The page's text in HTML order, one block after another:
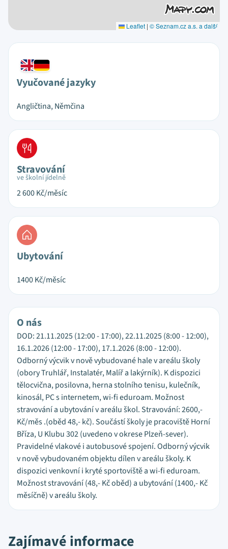
Leaflet | © Seznam.cz a.s. a další
Vyučované jazyky
Angličtina, Němčina
Stravování
ve školní jídelně
2 600Kč/měsíc
Ubytování
1400Kč/měsíc
O nás
DOD: 21.11.2025 (12:00 - 17:00), 22.11.2025 (8:00 - 12:00),
16.1.2026 (12:00 - 17:00), 17.1.2026 (8:00 - 12:00).
Odborný výcvik v nově vybudované hale v areálu školy
(obory Truhlář, Instalatér, Malíř a lakýrník). K dispozici
tělocvična, posilovna, herna stolního tenisu, kulečník,
kinosál, PC s internetem, wi-fi eduroam. Možnost
stravování a ubytování v areálu škol. Stravování: 2600,-
Kč/měs .(oběd 48,- kč). Součástí školy je pracoviště Horní
Bříza, U Klubu 302 (uvedeno v okrese Plzeň-sever).
Pravidelné vlakové i autobusové spojení. Odborný výcvik
v nově vybudovaném objektu dílen v areálu školy. K
dispozici venkovní i kryté sportoviště a wi-fi eduroam.
Možnost stravování (48,- Kč oběd) a ubytování (1400,- Kč
měsíčně) v areálu školy.
Zajímavé informace